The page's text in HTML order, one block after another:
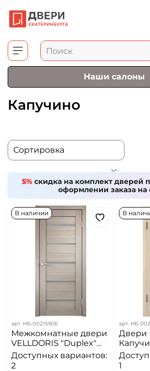
Наши салоны
Капучино
5% скидка на комплект дверей
оформлении заказа на
В наличии
арт. НБ-00215906
Межкомнатные двери
VELLDORIS "Duplex"
Капучино стекло
Matelux ДО
Доступных вариантов:
2
В
арт. НБ-
Двери
1